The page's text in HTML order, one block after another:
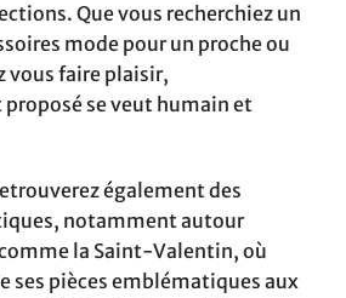
Que vous recherchiez un
mode pour un proche ou
vous faire plaisir,
proposé se veut humain et
également des
notamment autour
la Saint-Valentin, où
ses pièces emblématiques aux